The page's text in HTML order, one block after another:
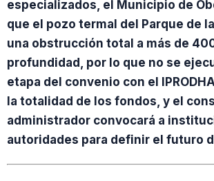
especializados, el Municipio de
que el pozo termal del Parque de
una obstrucción total a más de
profundidad, por lo que no se
etapa del convenio con el
la totalidad de los fondos, y el
administrador convocará a
autoridades para definir el futuro